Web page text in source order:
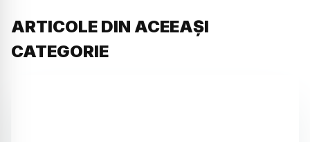
ARTICOLE DIN ACEEAȘI
CATEGORIE